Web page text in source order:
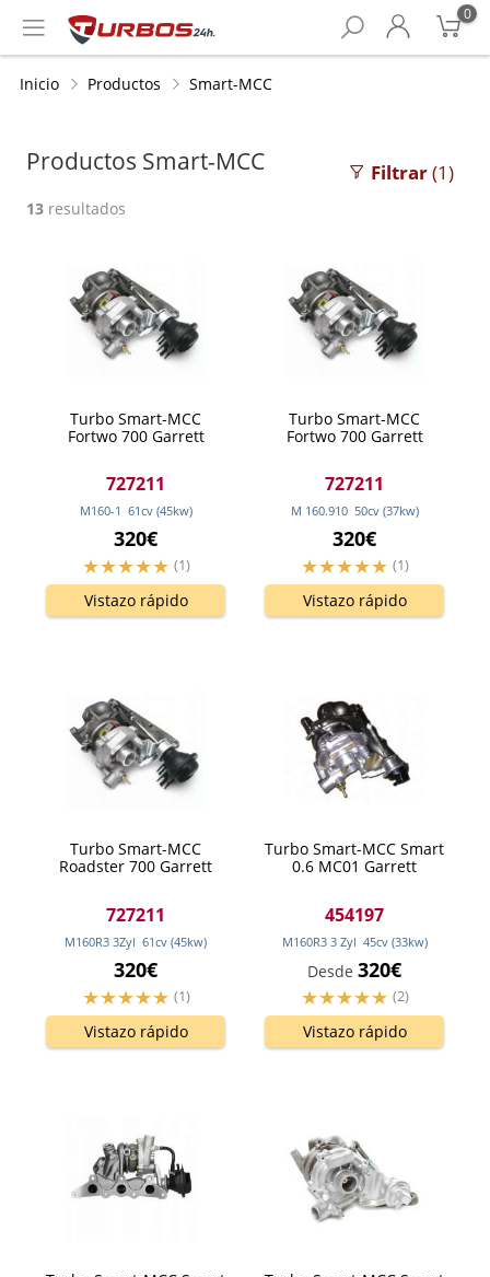
0
Inicio Productos Smart-MCC
Productos Smart-MCC Filtrar(1)
13 resultados
Turbo Smart-MCC
Fortwo 700 Garrett
727211
M160-1 61cv (45kw)
320€
(1)
Vistazo rápido
Turbo Smart-MCC
Fortwo 700 Garrett
727211
M 160.910 50cv (37kw)
320€
(1)
Vistazo rápido
Turbo Smart-MCC
Roadster 700 Garrett
727211
M160R3 3Zyl 61cv (45kw)
320€
(1)
Vistazo rápido
Turbo Smart-MCC Smart
0.6 MC01 Garrett
454197
M160R3 3 Zyl 45cv (33kw)
Desde 320€
(2)
Vistazo rápido